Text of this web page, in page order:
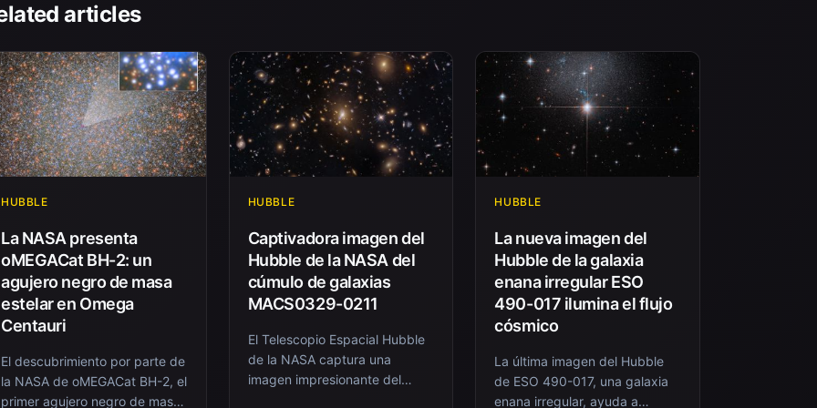
articles
HUBBLE
La NASA presenta
oMEGACat BH-2: un
agujero negro de masa
estelar en Omega
Centauri
El descubrimiento por parte de
la NASA de oMEGACat BH-2, el
primer agujero negro de masa
HUBBLE
Captivadora imagen del
Hubble de la NASA del
cúmulo de galaxias
MACS0329-0211
El Telescopio Espacial Hubble
de la NASA captura una
imagen impresionante del
HUBBLE
La nueva imagen del
Hubble de la galaxia
enana irregular ESO
490-017 ilumina el flujo
cósmico
La última imagen del Hubble
de ESO 490-017, una galaxia
enana irregular, ayuda a